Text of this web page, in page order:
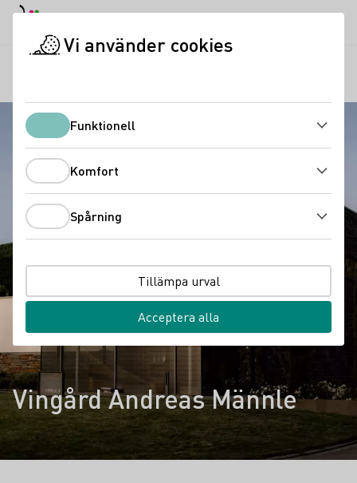
Vingård Andreas Männle
Vi använder cookies
FunktionellFunktionell
Komfort
Spårning
Tillämpa urval
Acceptera alla